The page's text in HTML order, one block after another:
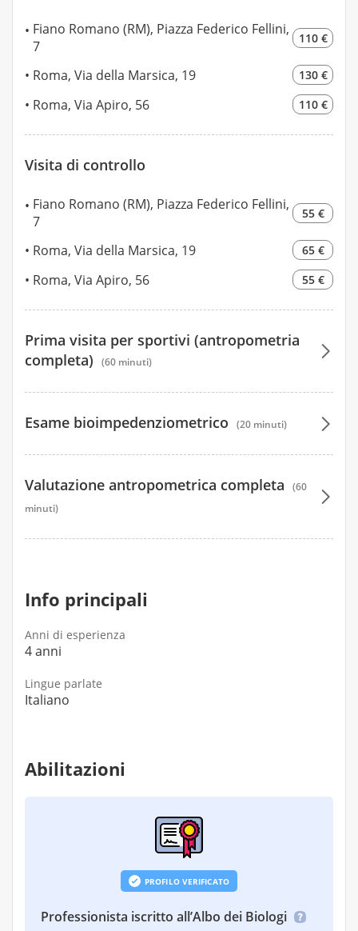
Fiano Romano (RM), Piazza Federico Fellini,
7
110 €
Roma, Via della Marsica, 19 130 €
Roma, Via Apiro, 56 110 €
Visita di controllo
Fiano Romano (RM), Piazza Federico Fellini,
7
55 €
Roma, Via della Marsica, 19 65 €
Roma, Via Apiro, 56 55 €
Prima visita per sportivi (antropometria
completa)
(60 minuti)
Esame bioimpedenziometrico (20 minuti)
Valutazione antropometrica completa
(60
minuti)
Info principali
Anni di esperienza
4 anni
Lingue parlate
Italiano
Abilitazioni
PROFILO VERIFICATO
Professionista iscritto all’Albo dei Biologi